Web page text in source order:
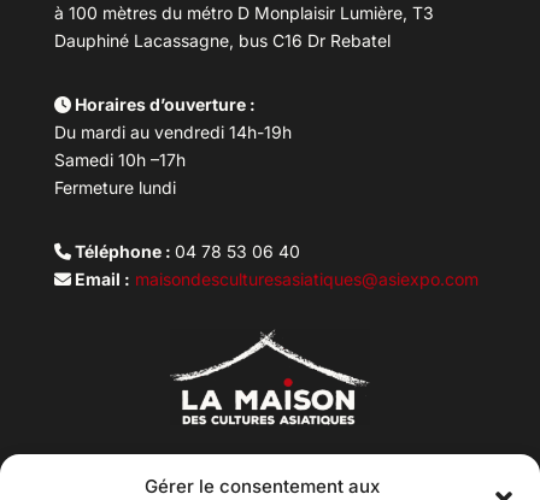
Gérer le consentement aux
à 100 mètres du métro D Monplaisir Lumière, T3
Dauphiné Lacassagne, bus C16 Dr Rebatel
Horaires d’ouverture :
Du mardi au vendredi 14h-19h
Samedi 10h –17h
Fermeture lundi
Téléphone : 04 78 53 06 40
Email : maisondesculturesasiatiques@asiexpo.com